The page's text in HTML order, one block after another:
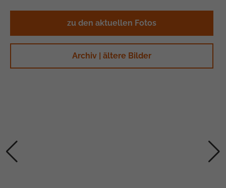
zu den aktuellen Fotos
Archiv | ältere Bilder